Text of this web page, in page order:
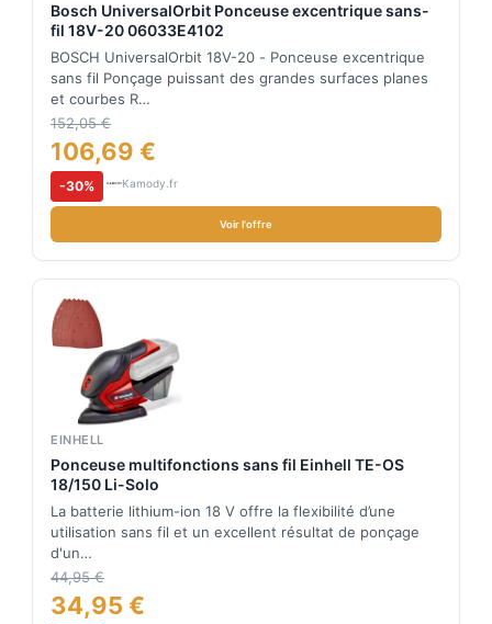
Bosch UniversalOrbit Ponceuse excentrique sans-
fil 18V-20 06033E4102
BOSCH UniversalOrbit 18V-20 - Ponceuse excentrique
sans fil Ponçage puissant des grandes surfaces planes
et courbes R…
152,05 €
106,69 €
-30% Kamody.fr
Voir l'offre
EINHELL
Ponceuse multifonctions sans fil Einhell TE-OS
18/150 Li-Solo
La batterie lithium-ion 18 V offre la flexibilité d’une
utilisation sans fil et un excellent résultat de ponçage
d'un…
44,95 €
34,95 €